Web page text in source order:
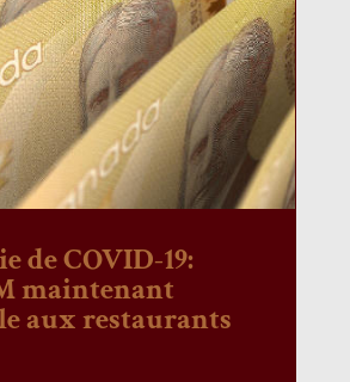
de COVID-19:
maintenant
aux restaurants